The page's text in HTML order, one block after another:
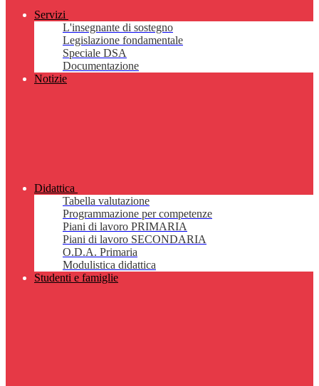
Servizi
L'insegnante di sostegno
Legislazione fondamentale
Speciale DSA
Documentazione
Notizie
Didattica
Tabella valutazione
Programmazione per competenze
Piani di lavoro PRIMARIA
Piani di lavoro SECONDARIA
O.D.A. Primaria
Modulistica didattica
Studenti e famiglie